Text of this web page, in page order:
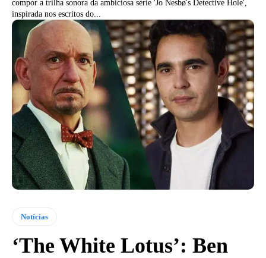
compor a trilha sonora da ambiciosa série 'Jo Nesbø's Detective Hole',
inspirada nos escritos do...
Notícias
‘The White Lotus’: Ben